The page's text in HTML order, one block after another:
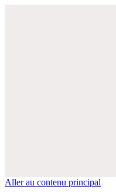
Aller au contenu principal